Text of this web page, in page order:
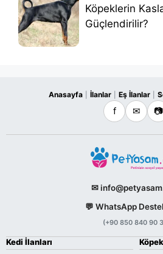
Köpeklerin
Güçlendirilir?
Anasayfa İlanlar Eş İlanlar
f ✉ 📷
✉
💬 WhatsApp
(+90 850 840 90
Kedi İlanları